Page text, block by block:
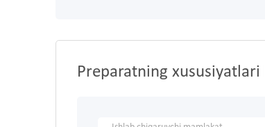
Preparatning xususiyatlari